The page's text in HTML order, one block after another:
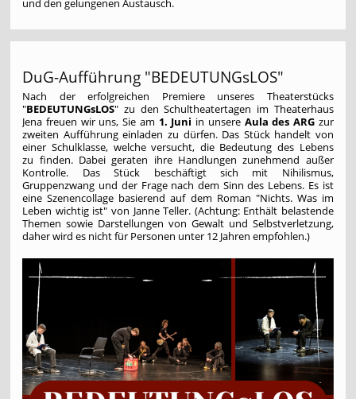
und den gelungenen Austausch.
DuG-Aufführung "BEDEUTUNGsLOS"
Nach der erfolgreichen Premiere unseres Theaterstücks
"BEDEUTUNGsLOS" zu den Schultheatertagen im Theaterhaus
Jena freuen wir uns, Sie am 1. Juni in unsere Aula des ARGzur
zweiten Aufführung einladen zu dürfen. Das Stück handelt von
einer Schulklasse, welche versucht, die Bedeutung des Lebens
zu finden. Dabei geraten ihre Handlungen zunehmend außer
Kontrolle. Das Stück beschäftigt sich mit Nihilismus,
Gruppenzwang und der Frage nach dem Sinn des Lebens. Es ist
eine Szenencollage basierend auf dem Roman "Nichts. Was im
Leben wichtig ist" von Janne Teller. (Achtung: Enthält belastende
Themen sowie Darstellungen von Gewalt und Selbstverletzung,
daher wird es nicht für Personen unter 12 Jahren empfohlen.)